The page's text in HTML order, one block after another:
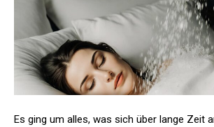
Es ging um alles, was sich über lange Zeit